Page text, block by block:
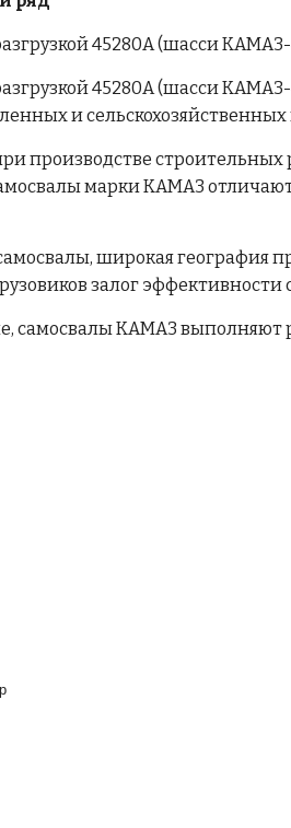
45280А (шасси КАМАЗ-
45280А (шасси
и сельскохозяйственных
строительных
марки КАМАЗ
широкая география
залог
КАМАЗ выполняют